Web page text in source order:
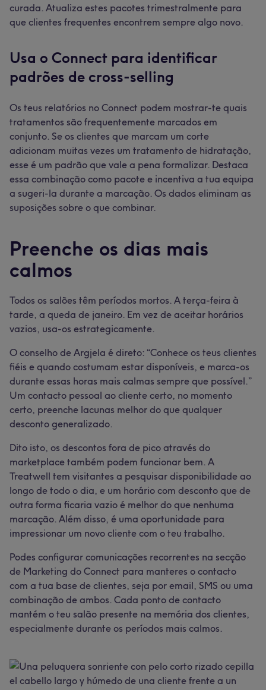
curada. Atualiza estes pacotes trimestralmente para
que clientes frequentes encontrem sempre algo novo.
Usa o Connect para identificar
padrões de cross-selling
Os teus relatórios no Connect podem mostrar-te quais
tratamentos são frequentemente marcados em
conjunto. Se os clientes que marcam um corte
adicionam muitas vezes um tratamento de hidratação,
esse é um padrão que vale a pena formalizar. Destaca
essa combinação como pacote e incentiva a tua equipa
a sugeri-la durante a marcação. Os dados eliminam as
suposições sobre o que combinar.
Preenche os dias mais
calmos
Todos os salões têm períodos mortos. A terça-feira à
tarde, a queda de janeiro. Em vez de aceitar horários
vazios, usa-os estrategicamente.
O conselho de Argjela é direto: “Conhece os teus clientes
fiéis e quando costumam estar disponíveis, e marca-os
durante essas horas mais calmas sempre que possível.”
Um contacto pessoal ao cliente certo, no momento
certo, preenche lacunas melhor do que qualquer
desconto generalizado.
Dito isto, os descontos fora de pico através do
marketplace também podem funcionar bem. A
Treatwell tem visitantes a pesquisar disponibilidade ao
longo de todo o dia, e um horário com desconto que de
outra forma ficaria vazio é melhor do que nenhuma
marcação. Além disso, é uma oportunidade para
impressionar um novo cliente com o teu trabalho.
Podes configurar comunicações recorrentes na secção
de Marketing do Connect para manteres o contacto
com a tua base de clientes, seja por email, SMS ou uma
combinação de ambos. Cada ponto de contacto
mantém o teu salão presente na memória dos clientes,
especialmente durante os períodos mais calmos.